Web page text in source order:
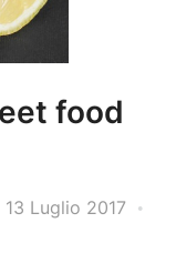
food
13 Luglio 2017